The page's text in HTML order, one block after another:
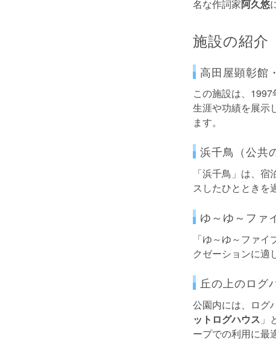
名な作詞家阿久悠
施設の紹介
高田屋顕彰館
この施設は、1997
生涯や功績を展示
ます。
浜千鳥（公共
「浜千鳥」は、
スしたひとときを
ゆ～ゆ～ファ
「ゆ～ゆ～ファ
クゼーションに適
丘の上のログ
公園内には、ログ
ットログハウス 」
ープでの利用に最